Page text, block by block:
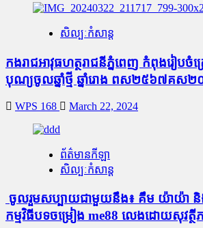
សិល្បៈកំសាន្ត
កងរាជអាវុធហត្ថរាជនីភ្នំពេញ កំពុងរៀបចំ
បុណ្យចូលឆ្នាំថ្មី ឆ្នាំរោង ពស២៥៦៧គស២០
WPS 168 March 22, 2024
ព័ត៌មានកីឡា
សិល្បៈកំសាន្ត
ចូលរួមសប្បាយជាមួយនឹង៖ គឹម យ៉ាយ៉ា និ
កម្មវិធីបទចម្រៀង me88 លេងដោយសុវត្ថី